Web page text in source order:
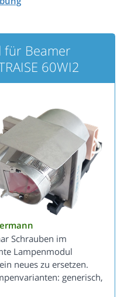
für Beamer
60WI2
Schrauben im
Lampenmodul
neues zu ersetzen.
generisch,